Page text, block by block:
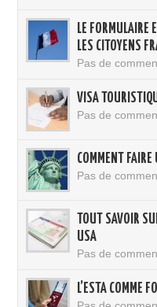
LE FORMULAIRE
LES CITOYENS
Pas de
VISA
Pas de
COMMENT FAIRE
Pas de
TOUT SAVOIR
USA
Pas de
L’ESTA COMME